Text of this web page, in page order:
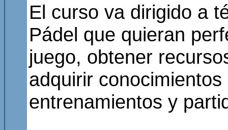
El curso va dirigido a
Pádel que quieran
juego, obtener
adquirir
entrenamientos y